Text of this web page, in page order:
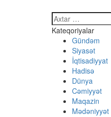
Search…
Kateqoriyalar
Gündəm
Siyasət
İqtisadiyyat
Hadisə
Dünya
Cəmiyyət
Maqazin
Mədəniyyət